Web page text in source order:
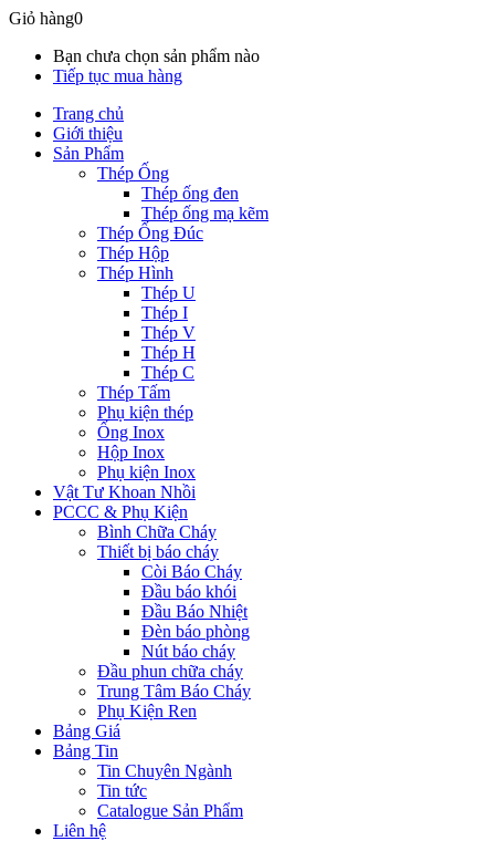
Giỏ hàng0
Bạn chưa chọn sản phẩm nào
Tiếp tục mua hàng
Trang chủ
Giới thiệu
Sản Phẩm
Thép Ống
Thép ống đen
Thép ống mạ kẽm
Thép Ống Đúc
Thép Hộp
Thép Hình
Thép U
Thép I
Thép V
Thép H
Thép C
Thép Tấm
Phụ kiện thép
Ống Inox
Hộp Inox
Phụ kiện Inox
Vật Tư Khoan Nhồi
PCCC & Phụ Kiện
Bình Chữa Cháy
Thiết bị báo cháy
Còi Báo Cháy
Đầu báo khói
Đầu Báo Nhiệt
Đèn báo phòng
Nút báo cháy
Đầu phun chữa cháy
Trung Tâm Báo Cháy
Phụ Kiện Ren
Bảng Giá
Bảng Tin
Tin Chuyên Ngành
Tin tức
Catalogue Sản Phẩm
Liên hệ